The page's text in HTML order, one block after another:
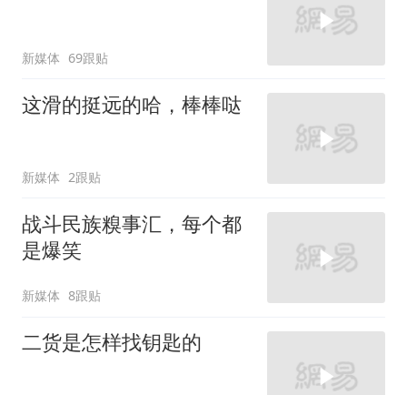
新媒体 69跟贴
这滑的挺远的哈，棒棒哒
新媒体 2跟贴
战斗民族糗事汇，每个都
是爆笑
新媒体 8跟贴
二货是怎样找钥匙的